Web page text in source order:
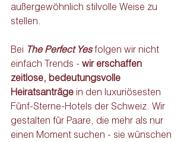
außergewöhnlich stilvolle Weise zu
stellen.
Bei The Perfect Yes folgen wir nicht
einfach Trends - wir erschaffen
zeitlose, bedeutungsvolle
Heiratsanträge in den luxuriösesten
Fünf-Sterne-Hotels der Schweiz. Wir
gestalten für Paare, die mehr als nur
einen Moment suchen - sie wünschen